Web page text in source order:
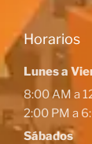
Horarios
Lunes a
8:00 AM a
2:00 PM a
Sábados